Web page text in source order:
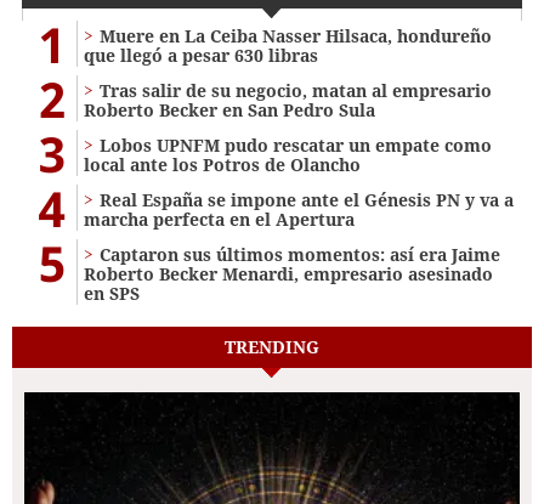
1
Muere en La Ceiba Nasser Hilsaca, hondureño
que llegó a pesar 630 libras
2
Tras salir de su negocio, matan al empresario
Roberto Becker en San Pedro Sula
3
Lobos UPNFM pudo rescatar un empate como
local ante los Potros de Olancho
4
Real España se impone ante el Génesis PN y va a
marcha perfecta en el Apertura
5
Captaron sus últimos momentos: así era Jaime
Roberto Becker Menardi​​​, empresario asesinado
en SPS
TRENDING